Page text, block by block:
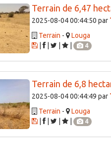
Terrain de 6,47
2025-08-04 00:44:50 par
Terrain -
Louga
|
4
Terrain de 6,8
2025-08-04 00:44:49 par
Terrain -
Louga
|
4